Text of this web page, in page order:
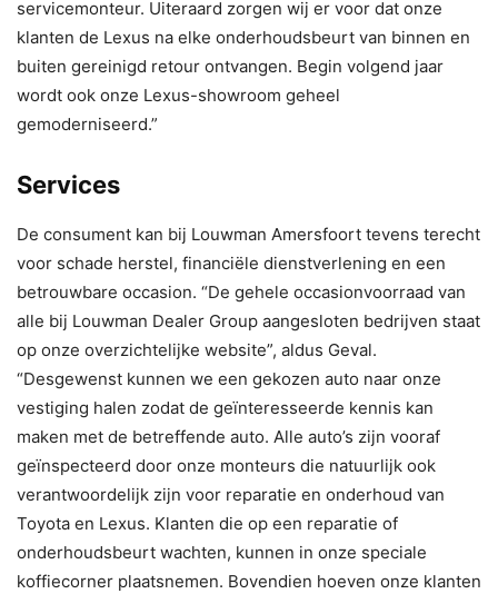
servicemonteur. Uiteraard zorgen wij er voor dat onze
klanten de Lexus na elke onderhoudsbeurt van binnen en
buiten gereinigd retour ontvangen. Begin volgend jaar
wordt ook onze Lexus-showroom geheel
gemoderniseerd.”
Services
De consument kan bij Louwman Amersfoort tevens terecht
voor schade herstel, financiële dienstverlening en een
betrouwbare occasion. “De gehele occasionvoorraad van
alle bij Louwman Dealer Group aangesloten bedrijven staat
op onze overzichtelijke website”, aldus Geval.
“Desgewenst kunnen we een gekozen auto naar onze
vestiging halen zodat de geïnteresseerde kennis kan
maken met de betreffende auto. Alle auto’s zijn vooraf
geïnspecteerd door onze monteurs die natuurlijk ook
verantwoordelijk zijn voor reparatie en onderhoud van
Toyota en Lexus. Klanten die op een reparatie of
onderhoudsbeurt wachten, kunnen in onze speciale
koffiecorner plaatsnemen. Bovendien hoeven onze klanten